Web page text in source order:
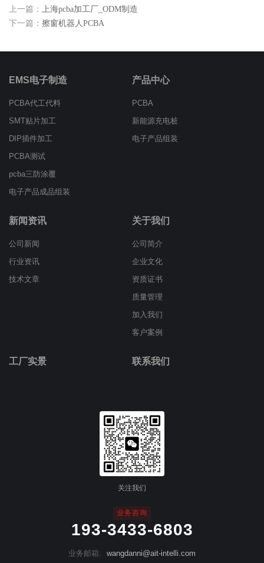
上一篇：
上海pcba加工厂_ODM制造
下一篇： 擦窗机器人PCBA
EMS电子制造
PCBA代工代料
SMT贴片加工
DIP插件加工
PCBA测试
pcba三防涂覆
电子产品成品组装
产品中心
PCBA
新能源充电桩
电子产品组装
新闻资讯
公司新闻
行业资讯
技术文章
关于我们
公司简介
企业文化
资质证书
质量管理
加入我们
客户案例
工厂实景 联系我们
业务咨询
193-3433-6803
业务邮箱: wangdanni@ait-intelli.com
关注我们